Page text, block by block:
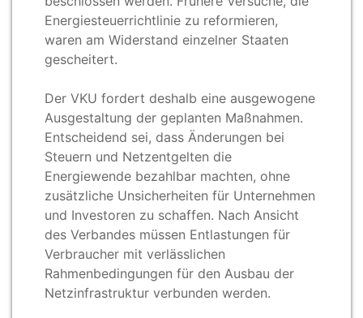
Energiesteuerrichtlinie zu reformieren,
waren am Widerstand einzelner Staaten
gescheitert.
Der VKU fordert deshalb eine ausgewogene
Ausgestaltung der geplanten Maßnahmen.
Entscheidend sei, dass Änderungen bei
Steuern und Netzentgelten die
Energiewende bezahlbar machten, ohne
zusätzliche Unsicherheiten für Unternehmen
und Investoren zu schaffen. Nach Ansicht
des Verbandes müssen Entlastungen für
Verbraucher mit verlässlichen
Rahmenbedingungen für den Ausbau der
Netzinfrastruktur verbunden werden.